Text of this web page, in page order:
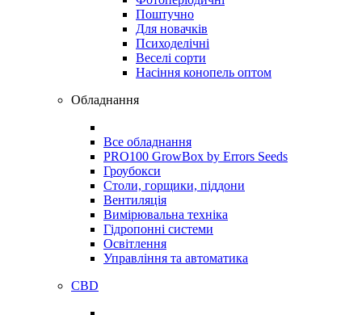
Поштучно
Для новачків
Психоделічні
Веселі сорти
Насіння конопель оптом
Обладнання
Все обладнання
PRO100 GrowBox by Errors Seeds
Гроубокси
Столи, горщики, піддони
Вентиляція
Вимірювальна техніка
Гідропонні системи
Освітлення
Управління та автоматика
CBD